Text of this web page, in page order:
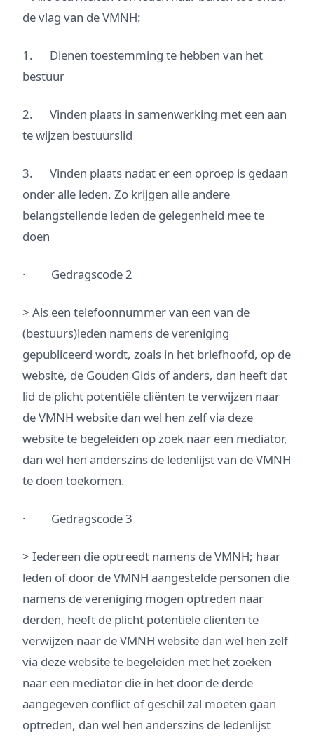
de vlag van de VMNH:
1. Dienen toestemming te hebben van het
bestuur
2. Vinden plaats in samenwerking met een aan
te wijzen bestuurslid
3. Vinden plaats nadat er een oproep is gedaan
onder alle leden. Zo krijgen alle andere
belangstellende leden de gelegenheid mee te
doen
· Gedragscode 2
> Als een telefoonnummer van een van de
(bestuurs)leden namens de vereniging
gepubliceerd wordt, zoals in het briefhoofd, op de
website, de Gouden Gids of anders, dan heeft dat
lid de plicht potentiële cliënten te verwijzen naar
de VMNH website dan wel hen zelf via deze
website te begeleiden op zoek naar een mediator,
dan wel hen anderszins de ledenlijst van de VMNH
te doen toekomen.
· Gedragscode 3
> Iedereen die optreedt namens de VMNH; haar
leden of door de VMNH aangestelde personen die
namens de vereniging mogen optreden naar
derden, heeft de plicht potentiële cliënten te
verwijzen naar de VMNH website dan wel hen zelf
via deze website te begeleiden met het zoeken
naar een mediator die in het door de derde
aangegeven conflict of geschil zal moeten gaan
optreden, dan wel hen anderszins de ledenlijst